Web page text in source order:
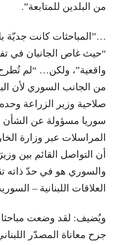
من البلدين للمتابعة”.
…”المباحثات كانت جديّة
“حيث غاص الجانبان في
واقعية”، ولكن… “لم
من الجانب السوري لأن
صلاحية وزير الزراعة
سوريا مسؤولة عن الشأن
المراسلات عبر وزارة
أن التواصل القائم بين
والسوري هو في حدّ ذاته
العلاقات اللبنانية –
ويُضيف: لقد وضعت
جرح معاناة المصدّر